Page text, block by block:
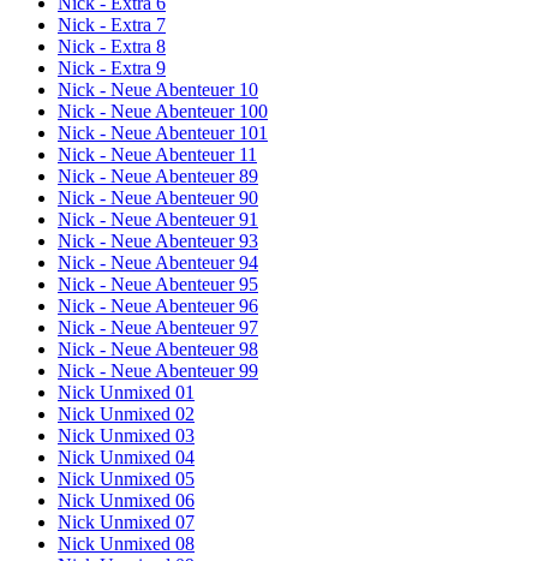
Nick - Extra 7
Nick - Extra 8
Nick - Extra 9
Nick - Neue Abenteuer 10
Nick - Neue Abenteuer 100
Nick - Neue Abenteuer 101
Nick - Neue Abenteuer 11
Nick - Neue Abenteuer 89
Nick - Neue Abenteuer 90
Nick - Neue Abenteuer 91
Nick - Neue Abenteuer 93
Nick - Neue Abenteuer 94
Nick - Neue Abenteuer 95
Nick - Neue Abenteuer 96
Nick - Neue Abenteuer 97
Nick - Neue Abenteuer 98
Nick - Neue Abenteuer 99
Nick Unmixed 01
Nick Unmixed 02
Nick Unmixed 03
Nick Unmixed 04
Nick Unmixed 05
Nick Unmixed 06
Nick Unmixed 07
Nick Unmixed 08